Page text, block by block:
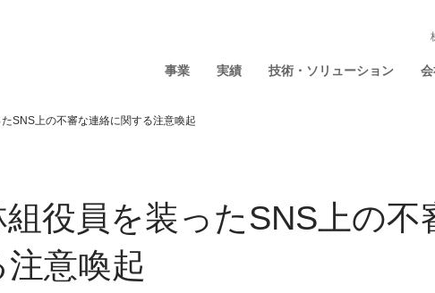
事業 実績 技術・ソリューション
SNS上の不審な連絡に関する注意喚起
役員を装ったSNS上の不
意喚起